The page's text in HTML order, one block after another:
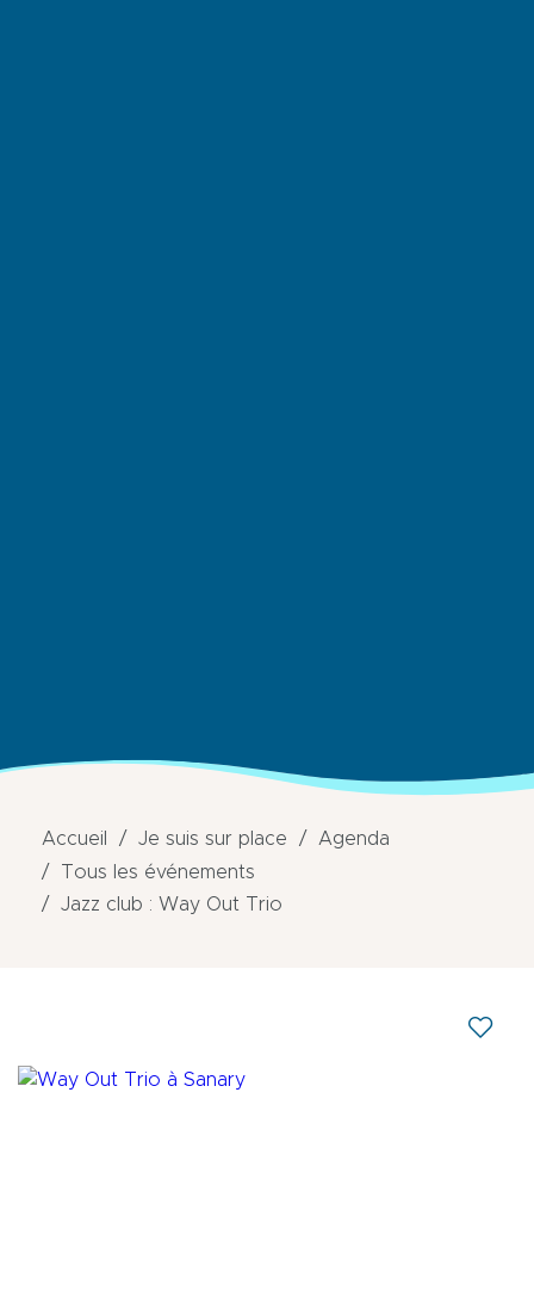
Accueil Je suis sur place
Agenda
Tous les événements
Jazz club : Way Out Trio